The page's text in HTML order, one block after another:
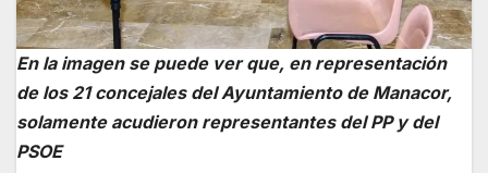
En la imagen se puede ver que, en representación
de los 21 concejales del Ayuntamiento de Manacor,
solamente acudieron representantes del PP y del
PSOE